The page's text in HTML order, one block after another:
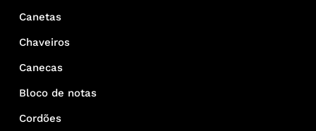
Canetas
Chaveiros
Canecas
Bloco de notas
Cordões